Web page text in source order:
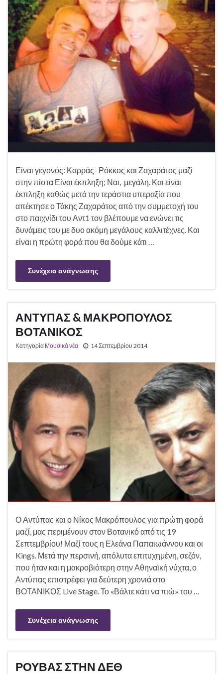
Είναι γεγονός: Καρράς- Ρόκκος και Ζαχαράτος μαζί
στην πίστα Είναι έκπληξη; Ναι, μεγάλη. Και είναι
έκπληξη καθώς μετά την τεράστια υπεραξία που
απέκτησε ο Τάκης Ζαχαράτος από την συμμετοχή του
στο παιχνίδι του Αντ1 τον βλέπουμε να ενώνει τις
δυνάμεις του με δυο ακόμη μεγάλους καλλιτέχνες. Και
είναι η πρώτη φορά που θα δούμε κάτι …
Συνέχεια ανάγνωσης
ΑΝΤΥΠΑΣ & ΜΑΚΡΟΠΟΥΛΟΣ
ΒΟΤΑΝΙΚΟΣ
Κατηγορία Μουσικά νέα 14 Σεπτεμβρίου 2014
Ο Αντύπας και ο Νίκος Μακρόπουλος για πρώτη φορά
μαζί, μας περιμένουν στον Βοτανικό από τις 19
Σεπτεμβρίου! Μαζί τους η Ελεάνα Παπαιωάννου και οι
Kings. Μετά την περσινή, απόλυτα επιτυχημένη, σεζόν,
που ήταν και η μακροβιότερη στην Αθηναϊκή νύχτα, ο
Αντύπας επιστρέφει για δεύτερη χρονιά στο
ΒΟΤΑΝΙΚΟΣ Live Stage. Το «Βάλτε κάτι να πιώ» του …
Συνέχεια ανάγνωσης
ΡΟΥΒΑΣ ΣΤΗΝ ΔΕΘ